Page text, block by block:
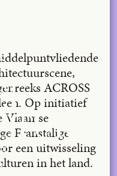
ACROSS
Op initiatief
Vlaamse
Franstalige
een uitwisseling
in het land.